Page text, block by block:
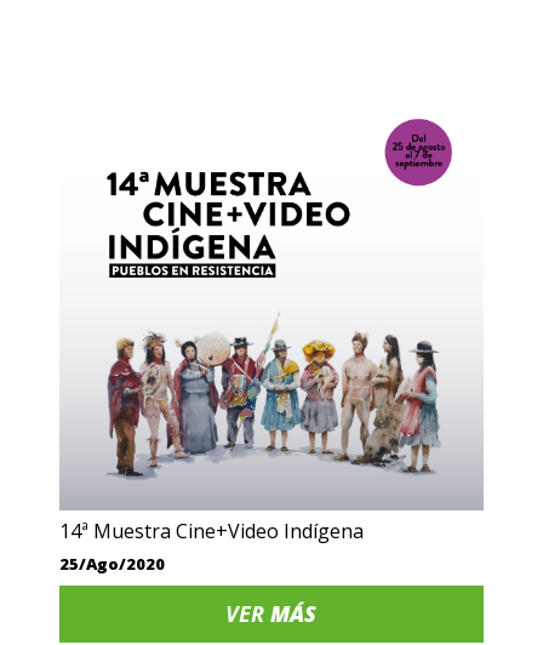
14ª Muestra Cine+Video Indígena
25/Ago/2020
VERMÁS